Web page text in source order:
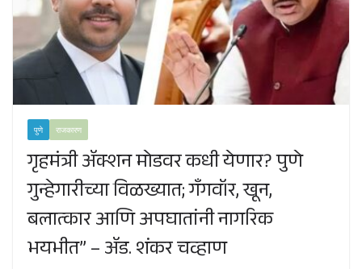
पुणे राजकारण
गृहमंत्री ॲक्शन मोडवर कधी येणार? पुणे
गुन्हेगारीच्या विळख्यात; गॅंगवॉर, खून,
बलात्कार आणि अपघातांनी नागरिक
भयभीत” – ॲड. शंकर चव्हाण